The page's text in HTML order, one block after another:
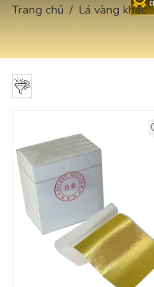
Trang chủ Lá vàng khác